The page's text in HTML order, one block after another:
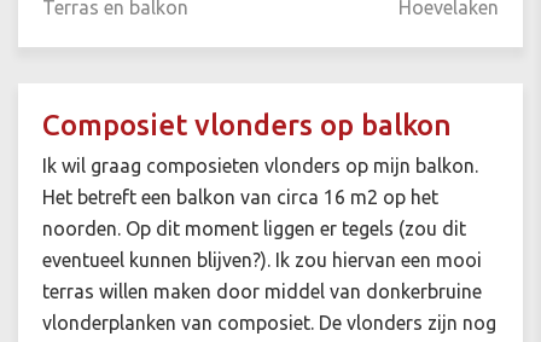
Terras en balkon Hoevelaken
Composiet vlonders op balkon
Ik wil graag composieten vlonders op mijn balkon.
Het betreft een balkon van circa 16 m2 op het
noorden. Op dit moment liggen er tegels (zou dit
eventueel kunnen blijven?). Ik zou hiervan een mooi
terras willen maken door middel van donkerbruine
vlonderplanken van composiet. De vlonders zijn nog